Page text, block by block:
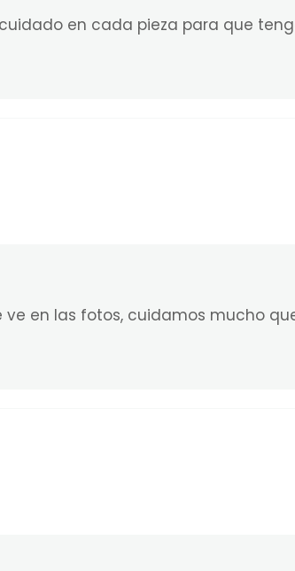
en cada pieza para que
en las fotos, cuidamos mucho